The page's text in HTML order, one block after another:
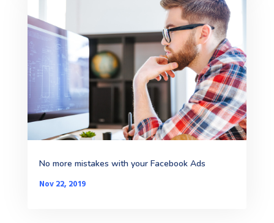
No more mistakes with your Facebook Ads
Nov 22, 2019